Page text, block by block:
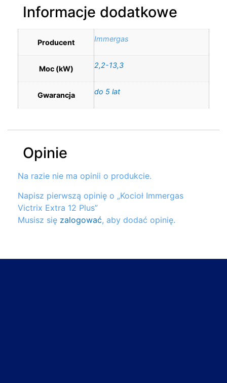
Informacje dodatkowe
Producent Immergas
Moc (kW) 2,2-13,3
Gwarancja do 5 lat
Opinie
Na razie nie ma opinii o produkcie.
Napisz pierwszą opinię o „Kocioł Immergas
Victrix Extra 12 Plus”
Musisz się zalogować, aby dodać opinię.